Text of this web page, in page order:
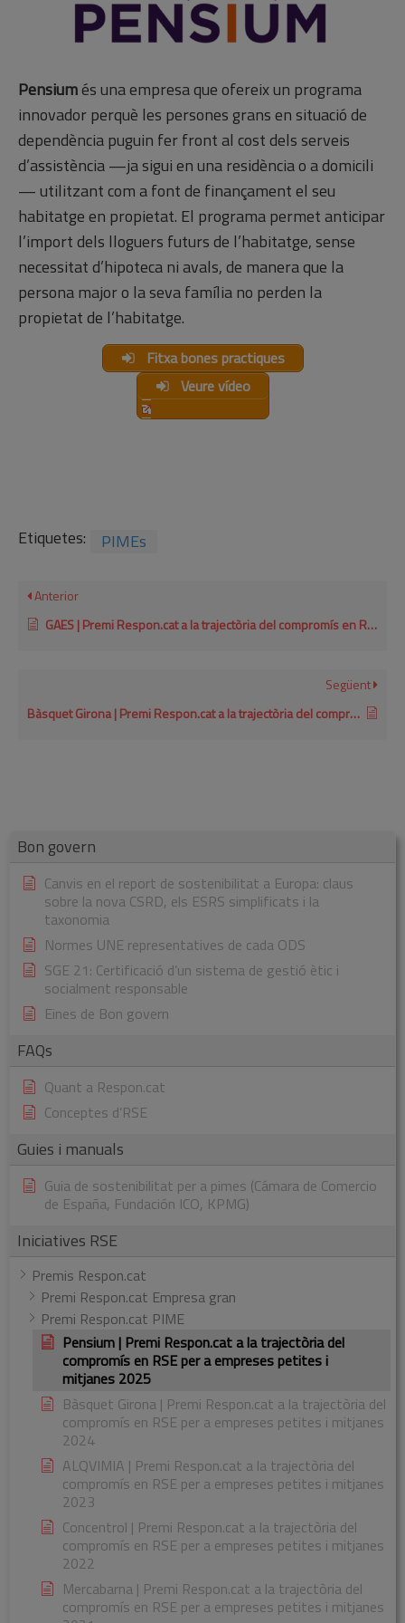
Bon govern
Canvis en el report de sostenibilitat a Europa: claus
sobre la nova CSRD, els ESRS simplificats i la
taxonomia
Normes UNE representatives de cada ODS
SGE 21: Certificació d’un sistema de gestió ètic i
socialment responsable
Eines de Bon govern
FAQs
Quant a Respon.cat
Conceptes d’RSE
Guies i manuals
Guia de sostenibilitat per a pimes (Cámara de Comercio
de España, Fundación ICO, KPMG)
Iniciatives RSE
Premis Respon.cat
Premi Respon.cat Empresa gran
Premi Respon.cat PIME
Pensium | Premi Respon.cat a la trajectòria del
compromís en RSE per a empreses petites i
mitjanes 2025
Bàsquet Girona | Premi Respon.cat a la trajectòria del
compromís en RSE per a empreses petites i mitjanes
2024
ALQVIMIA | Premi Respon.cat a la trajectòria del
compromís en RSE per a empreses petites i mitjanes
2023
Concentrol | Premi Respon.cat a la trajectòria del
compromís en RSE per a empreses petites i mitjanes
2022
Mercabarna | Premi Respon.cat a la trajectòria del
compromís en RSE per a empreses petites i mitjanes
Pensiumés una empresa que ofereix un programa
innovador perquè les persones grans en situació de
dependència puguin fer front al cost dels serveis
d’assistència —ja sigui en una residència o a domicili
— utilitzant com a font de finançament el seu
habitatge en propietat. El programa permet anticipar
l’import dels lloguers futurs de l’habitatge, sense
necessitat d’hipoteca ni avals, de manera que la
persona major o la seva família no perden la
propietat de l’habitatge.
Fitxa bones practiques
Veure vídeo
Etiquetes: PIMEs
Anterior
GAES | Premi Respon.cat a la trajectòria del compromís en RSE per a empreses grans 2015
Següent
Bàsquet Girona | Premi Respon.cat a la trajectòria del compromís en RSE per a empreses petites i mitjanes 2024